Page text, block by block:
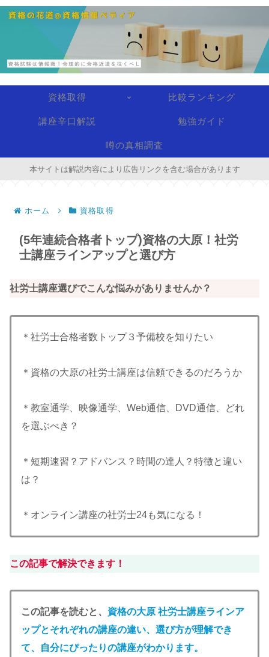
資格取得 比較ランキング
講座辛口解説 勉強ガイド
噂の真相調査
本サイトは解説内容により広告リンクを含む場合があります
ホーム 資格取得
(5年連続合格者トップ)資格の大原！社労
士講座ラインアップと選び方
社労士講座選びでこんな悩みがありませんか？
＊社労士合格者数トップ３予備校を知りたい
＊資格の大原の社労士講座は信頼できるのだろうか
＊教室通学、映像通学、Web通信、DVD通信、どれ
を選ぶべき？
＊短期速習？アドバンス？時間の達人？特徴と違い
は？
＊オンライン講座の社労士24も気になる！
この記事で解決できます！
この記事を読むと、 資格の大原 社労士講座ラインア
ップとそれぞれの講座の違い、選び方が理解でき
て、自分にぴったりの講座がわかります。